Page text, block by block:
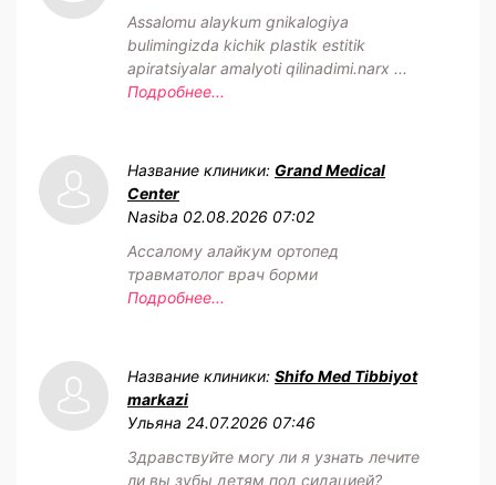
Assalomu alaykum gnikalogiya
bulimingizda kichik plastik estitik
apiratsiyalar amalyoti qilinadimi.narx ...
Подробнее...
Название клиники: Grand Medical
Center
Nasiba 02.08.2026 07:02
Ассалому алайкум ортопед
травматолог врач борми
Подробнее...
Название клиники: Shifo Med Tibbiyot
markazi
Ульяна 24.07.2026 07:46
Здравствуйте могу ли я узнать лечите
ли вы зубы детям под сидацией?